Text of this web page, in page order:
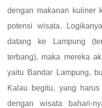
dengan makanan kuliner
potensi wisata.
datang ke Lampung
terbang), maka mereka
yaitu Bandar Lampung,
Kalau begitu, yang
dengan wisata bahari-